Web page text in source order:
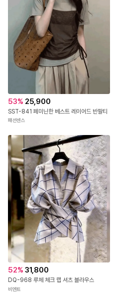
53% 25,900
SST-841 페미닌한 베스트 레이어드 반팔티
패션센스
52% 31,800
DQ-968 루체 체크 랩 셔츠 블라우스
비엔트